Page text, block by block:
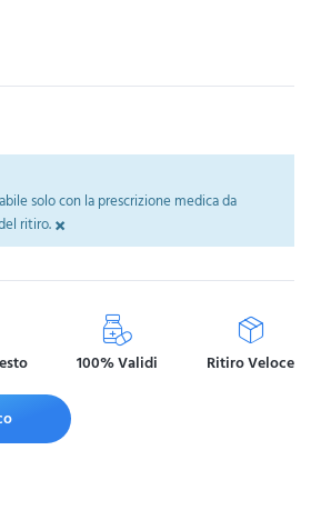
solo con la prescrizione medica da
ritiro.×
100% Validi Ritiro Veloce